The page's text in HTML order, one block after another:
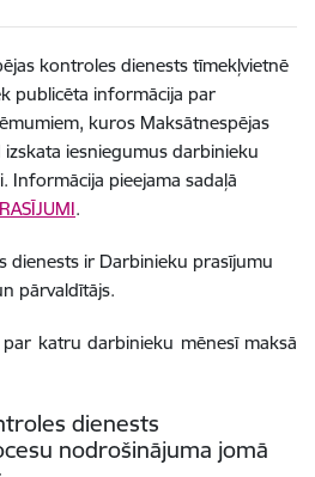
kontroles dienests tīmekļvietnē
publicēta informācija par
kuros Maksātnespējas
iesniegumus darbinieku
Informācija pieejama sadaļā
.
dienests ir Darbinieku prasījumu
pārvaldītājs.
katru darbinieku mēnesī maksā
dienests
nodrošinājuma jomā